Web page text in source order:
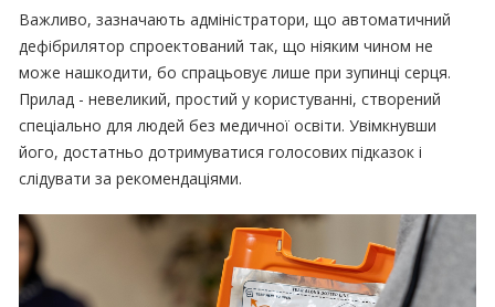
Важливо, зазначають адміністратори, що автоматичний
дефібрилятор спроектований так, що ніяким чином не
може нашкодити, бо спрацьовує лише при зупинці серця.
Прилад - невеликий, простий у користуванні, створений
спеціально для людей без медичної освіти. Увімкнувши
його, достатньо дотримуватися голосових підказок і
слідувати за рекомендаціями.